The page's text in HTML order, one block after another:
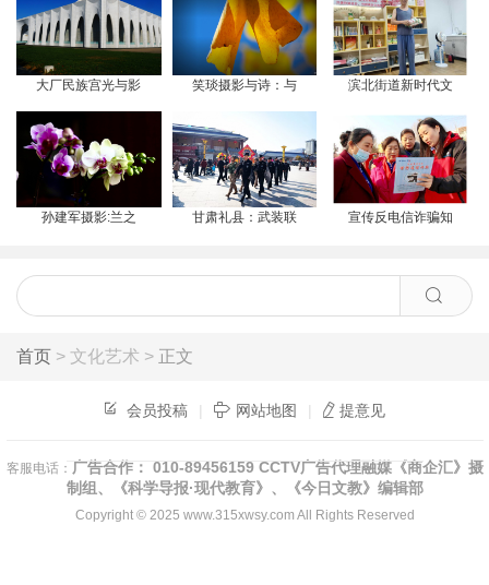
大厂民族宫光与影 笑琰摄影与诗：与 滨北街道新时代文
孙建军摄影:兰之 甘肃礼县：武装联 宣传反电信诈骗知
首页 > 文化艺术 > 正文
会员投稿 | 网站地图 | 提意见
客服电话： 广告合作： 010-89456159 CCTV广告代理融媒《商企汇》摄
制组、《科学导报·现代教育》、《今日文教》编辑部
Copyright © 2025 www.315xwsy.com All Rights Reserved